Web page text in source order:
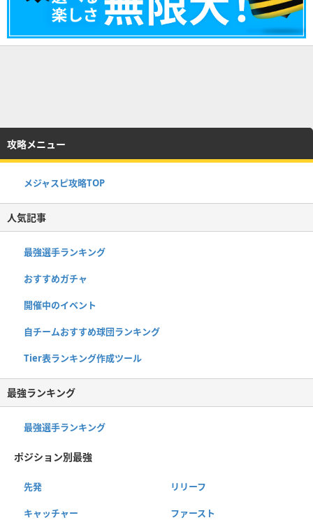
攻略メニュー
メジャスピ攻略TOP
人気記事
最強選手ランキング
おすすめガチャ
開催中のイベント
自チームおすすめ球団ランキング
Tier表ランキング作成ツール
最強ランキング
最強選手ランキング
ポジション別最強
先発 リリーフ
キャッチャー ファースト